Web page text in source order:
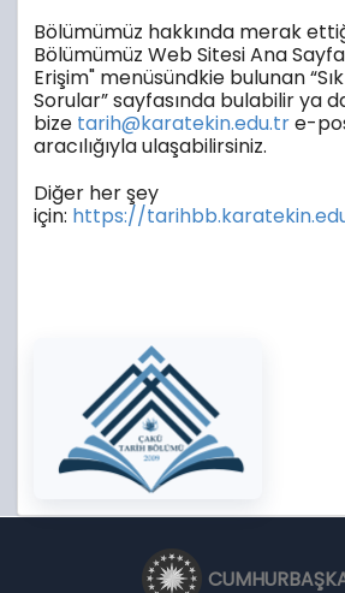
Bölümümüz hakkında merak
Bölümümüz Web Sitesi Ana
Erişim" menüsündkie bulunan
Sorular” sayfasında bulabilir ya
bize tarih@karatekin.edu.tre-
aracılığıyla ulaşabilirsiniz.
Diğer her şey
için: https://